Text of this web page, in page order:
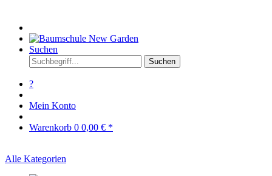
Suchen
Suchen
?
Mein Konto
Warenkorb 0 0,00 € *
Alle Kategorien